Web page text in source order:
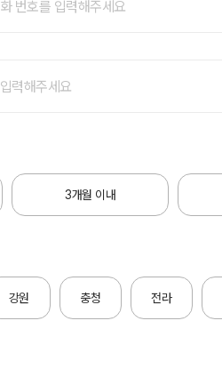
3개월 이내
강원 충청 전라